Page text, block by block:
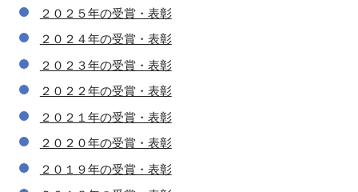
２０２５年の受賞・表彰
２０２４年の受賞・表彰
２０２３年の受賞・表彰
２０２２年の受賞・表彰
２０２１年の受賞・表彰
２０２０年の受賞・表彰
２０１９年の受賞・表彰